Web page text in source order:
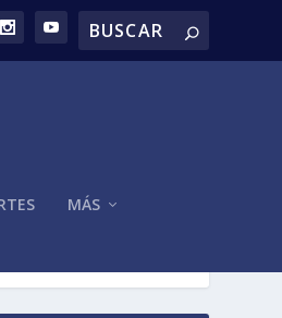
MÁS